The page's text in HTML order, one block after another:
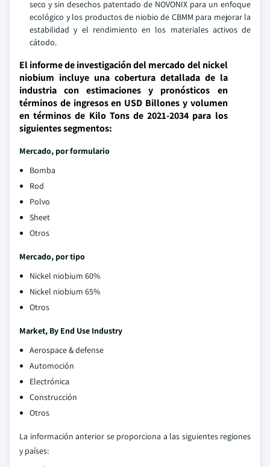
seco y sin desechos patentado de NOVONIX para un enfoque
ecológico y los productos de niobio de CBMM para mejorar la
estabilidad y el rendimiento en los materiales activos de
cátodo.
El informe de investigación del mercado del nickel
niobium incluye una cobertura detallada de la
industria con estimaciones y pronósticos en
términos de ingresos en USD Billones y volumen
en términos de Kilo Tons de 2021-2034 para los
siguientes segmentos:
Mercado, por formulario
Bomba
Rod
Polvo
Sheet
Otros
Mercado, por tipo
Nickel niobium 60%
Nickel niobium 65%
Otros
Market, By End Use Industry
Aerospace & defense
Automoción
Electrónica
Construcción
Otros
La información anterior se proporciona a las siguientes regiones
y países: